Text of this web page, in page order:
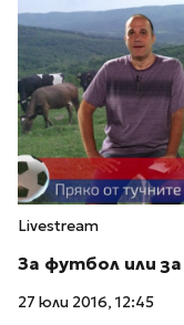
Livestream
За футбол или
27 юли 2016, 12:45